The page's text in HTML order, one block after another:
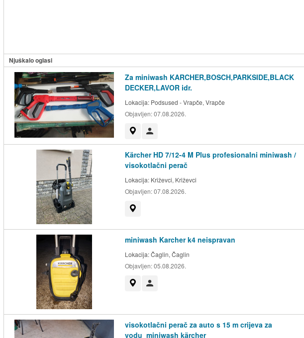
Njuškalo oglasi
Za miniwash KARCHER,BOSCH,PARKSIDE,BLACK
DECKER,LAVOR idr.
Lokacija: Podsused - Vrapče, Vrapče
Objavljen:07.08.2026.
Kärcher HD 7/12-4 M Plus profesionalni miniwash /
visokotlačni perač
Lokacija: Križevci, Križevci
Objavljen:07.08.2026.
miniwash Karcher k4 neispravan
Lokacija:Čaglin, Čaglin
Objavljen:05.08.2026.
visokotlačni perač za auto s 15 m crijeva za
vodu_miniwash kärcher